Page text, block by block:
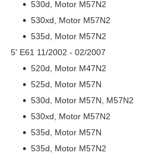
530d, Motor M57N2
530xd, Motor M57N2
535d, Motor M57N2
5' E61 11/2002 - 02/2007
520d, Motor M47N2
525d, Motor M57N
530d, Motor M57N, M57N2
530xd, Motor M57N2
535d, Motor M57N
535d, Motor M57N2